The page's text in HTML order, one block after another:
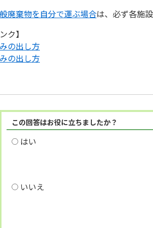
廃棄物を自分で運ぶ場合は、必ず各施
ク】
の出し方
の出し方
この回答はお役に立ちましたか？
はい
いいえ